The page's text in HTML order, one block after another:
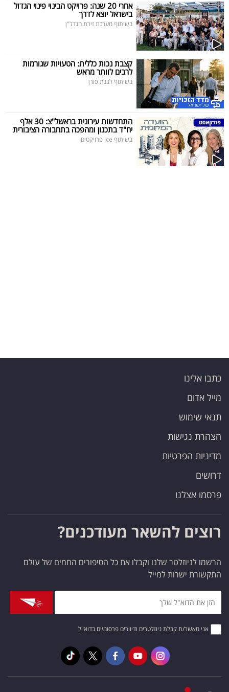
פרסמו
באייס
עקבו
אחרינו:
אחרי 20 שנה: פרויקט הבינוי פינוי הגדול
בישראל יוצא לדרך
בשיתוף מערכת זירת הנדל"ן
קצבת נכות כללית: הטעויות שגורמות
לרבים לוותר מראש
בשיתוף לבנת פורן
התחדשות עירונית בראשל"צ: 30 אלף
יח"ד בתכנון ומהפכה בתחבורה הציבורית
בשיתוף ice פרויקטים
כתבו אלינו
מייל אדום
תנאי שימוש
הצהרת נגישות
מדיניות הפרטיות
דרושים
פרסמו אצלנו
רוצים להשאר מעודכנים?
הרשמו לניוזלטר שלנו וקבלו את כל הסיפורים החמים של עולם
התקשורת ישרות למייל
אני מאשר/ת קבלת ניוזלטרים ודיוורים פרסומיים בדוא"ל